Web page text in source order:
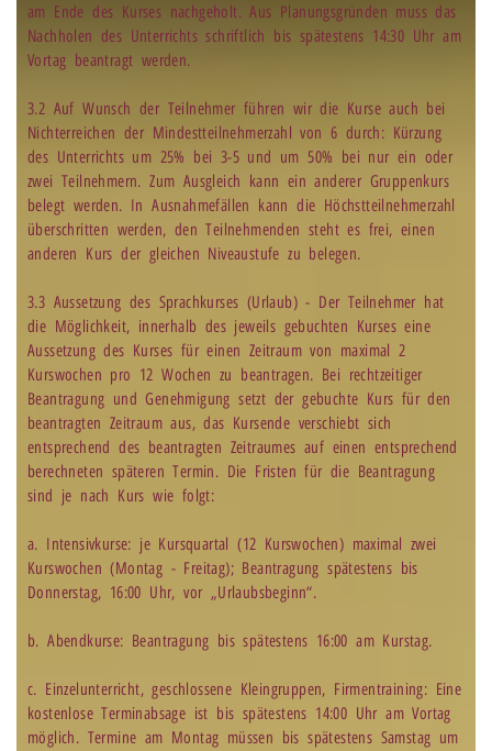
am Ende des Kurses nachgeholt. Aus Planungsgründen muss das
Nachholen des Unterrichts schriftlich bis spätestens 14:30 Uhr am
Vortag beantragt werden.
3.2 Auf Wunsch der Teilnehmer führen wir die Kurse auch bei
Nichterreichen der Mindestteilnehmerzahl von 6 durch: Kürzung
des Unterrichts um 25% bei 3-5 und um 50% bei nur ein oder
zwei Teilnehmern. Zum Ausgleich kann ein anderer Gruppenkurs
belegt werden. In Ausnahmefällen kann die Höchstteilnehmerzahl
überschritten werden, den Teilnehmenden steht es frei, einen
anderen Kurs der gleichen Niveaustufe zu belegen.
3.3 Aussetzung des Sprachkurses (Urlaub) - Der Teilnehmer hat
die Möglichkeit, innerhalb des jeweils gebuchten Kurses eine
Aussetzung des Kurses für einen Zeitraum von maximal 2
Kurswochen pro 12 Wochen zu beantragen. Bei rechtzeitiger
Beantragung und Genehmigung setzt der gebuchte Kurs für den
beantragten Zeitraum aus, das Kursende verschiebt sich
entsprechend des beantragten Zeitraumes auf einen entsprechend
berechneten späteren Termin. Die Fristen für die Beantragung
sind je nach Kurs wie folgt:
a. Intensivkurse: je Kursquartal (12 Kurswochen) maximal zwei
Kurswochen (Montag - Freitag); Beantragung spätestens bis
Donnerstag, 16:00 Uhr, vor „Urlaubsbeginn“.
b. Abendkurse: Beantragung bis spätestens 16:00 am Kurstag.
c. Einzelunterricht, geschlossene Kleingruppen, Firmentraining: Eine
kostenlose Terminabsage ist bis spätestens 14:00 Uhr am Vortag
möglich. Termine am Montag müssen bis spätestens Samstag um